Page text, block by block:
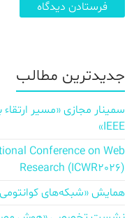
جدیدترین مطالب
IEEE»
Conference on Web
Research (ICWR2026)
همایش «شبکه‌های